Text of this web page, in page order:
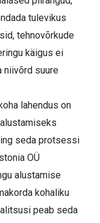
tulevikus
tehnovõrkude
käigus ei
niivõrd suure
lahendus on
seda protsessi
OÜ
alustamise
kohaliku
peab seda